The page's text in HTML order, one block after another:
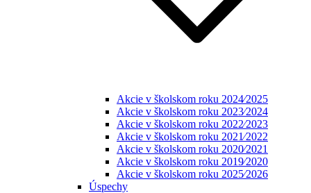
Akcie v školskom roku 2024⁄2025
Akcie v školskom roku 2023⁄2024
Akcie v školskom roku 2022⁄2023
Akcie v školskom roku 2021⁄2022
Akcie v školskom roku 2020⁄2021
Akcie v školskom roku 2019⁄2020
Akcie v školskom roku 2025⁄2026
Úspechy